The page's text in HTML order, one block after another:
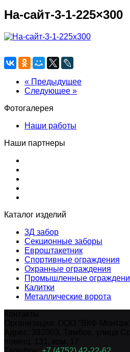
На-сайт-3-1-225×300
« Предыдущее
Следующее »
Фотогалерея
Наши работы
Наши партнеры
Каталог изделий
3Д забор
Секционные заборы
Евроштакетник
Спортивные ограждения
Охранные ограждения
Промышленные
Калитки
Металлические ворота